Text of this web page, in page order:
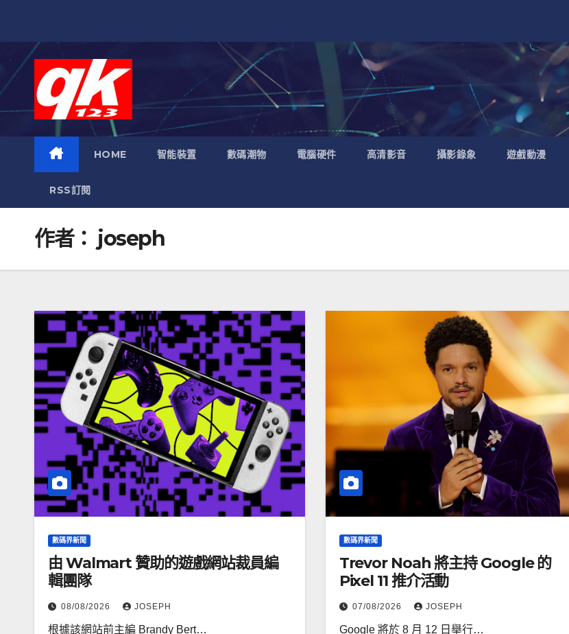
HOME 智能裝置 數碼潮物 電腦硬件 高清影音 攝影錄象 遊戲動漫
RSS訂閱
作者： joseph
數碼界新聞
由 Walmart 贊助的遊戲網站裁員編
輯團隊
08/08/2026 JOSEPH
根據該網站前主編 Brandy Bert…
數碼界新聞
Trevor Noah 將主持 Google 的
Pixel 11 推介活動
07/08/2026 JOSEPH
Google 將於 8 月 12 日舉行…